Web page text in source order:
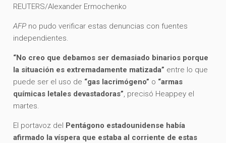
REUTERS/Alexander Ermochenko
AFP no pudo verificar estas denuncias con fuentes
independientes.
“No creo que debamos ser demasiado binarios porque
la situación es extremadamente matizada” entre lo que
puede ser el uso de “gas lacrimógeno” o “armas
químicas letales devastadoras”, precisó Heappey el
martes.
El portavoz del
Pentágono estadounidense había
afirmado la víspera que estaba al corriente de estas